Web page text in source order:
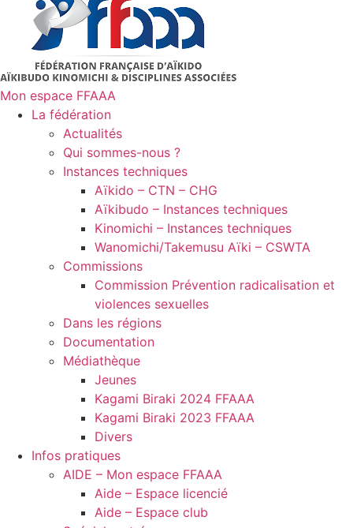
Mon espace FFAAA
La fédération
Actualités
Qui sommes-nous ?
Instances techniques
Aïkido – CTN – CHG
Aïkibudo – Instances techniques
Kinomichi – Instances techniques
Wanomichi/Takemusu Aïki – CSWTA
Commissions
Commission Prévention radicalisation et
violences sexuelles
Dans les régions
Documentation
Médiathèque
Jeunes
Kagami Biraki 2024 FFAAA
Kagami Biraki 2023 FFAAA
Divers
Infos pratiques
AIDE – Mon espace FFAAA
Aide – Espace licencié
Aide – Espace club